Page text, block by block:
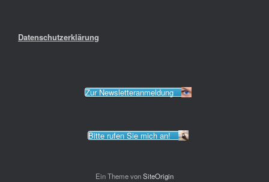
Datenschutzerklärung
Zur Newsletteranmeldung
Bitte rufen Sie mich an!
Ein Theme vonSiteOrigin